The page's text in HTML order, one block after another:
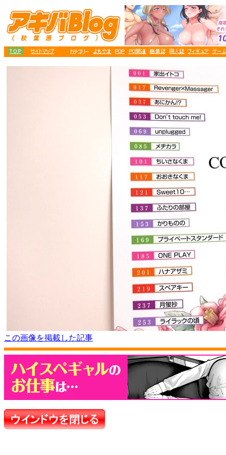
この画像を掲載した記事